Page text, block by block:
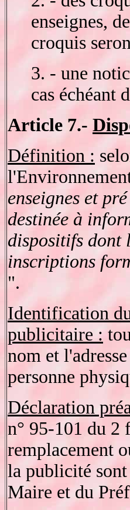
enseignes,
croquis
3. - une
cas échéant
Article 7.-
Définition :
enseignes et
destinée à
dispositifs dont
inscriptions
".
Identification
publicitaire :
nom et
personne
Déclaration
n° 95-101 du
remplacement
la publicité sont
Maire et du